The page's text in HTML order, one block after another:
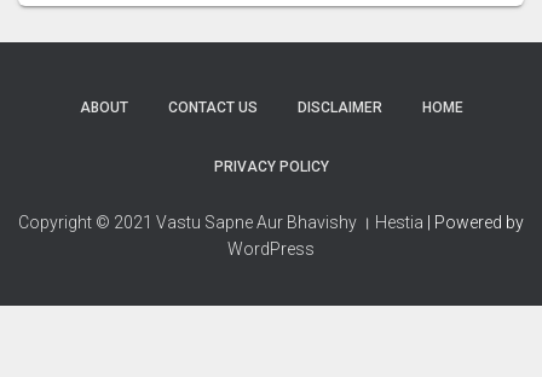
ABOUT CONTACT US DISCLAIMER HOME
PRIVACY POLICY
Copyright © 2021 Vastu Sapne Aur Bhavishy । Hestia | Powered by
WordPress